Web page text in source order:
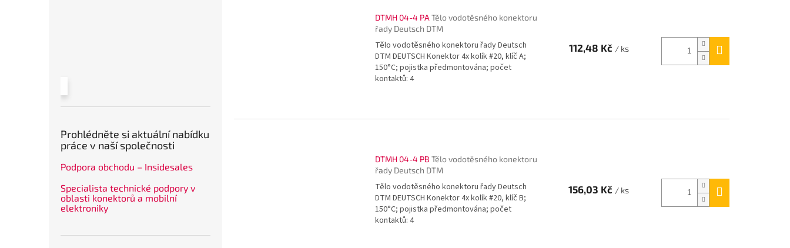
Prohlédněte si aktuální nabídku
práce v naší společnosti
Podpora obchodu – Insidesales
Specialista technické podpory v
oblasti konektorů a mobilní
elektroniky
DTMH 04-4 PA Tělo vodotěsného konektoru
řady Deutsch DTM
Tělo vodotěsného konektoru řady Deutsch
DTM DEUTSCH Konektor 4x kolík #20, klíč A;
150°C; pojistka předmontována; počet
kontaktů: 4
112,48 Kč / ks
DTMH 04-4 PB Tělo vodotěsného konektoru
řady Deutsch DTM
Tělo vodotěsného konektoru řady Deutsch
DTM DEUTSCH Konektor 4x kolík #20, klíč B;
150°C; pojistka předmontována; počet
kontaktů: 4
156,03 Kč / ks